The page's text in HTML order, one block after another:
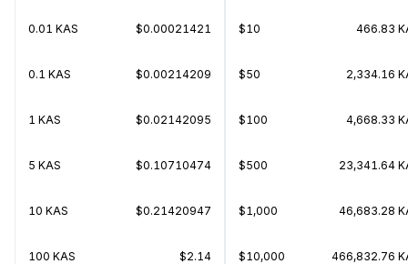
0.01 KAS $0.00021421
0.1 KAS $0.00214209
1 KAS $0.02142095
5 KAS $0.10710474
10 KAS $0.21420947
100 KAS $2.14
$10 466.83
$50 2,334.16
$100 4,668.33
$500 23,341.64
$1,000 46,683.28
$10,000 466,832.76